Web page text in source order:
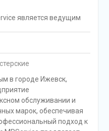
является ведущим
в городе Ижевск,
обслуживании и
марок, обеспечивая
подход к